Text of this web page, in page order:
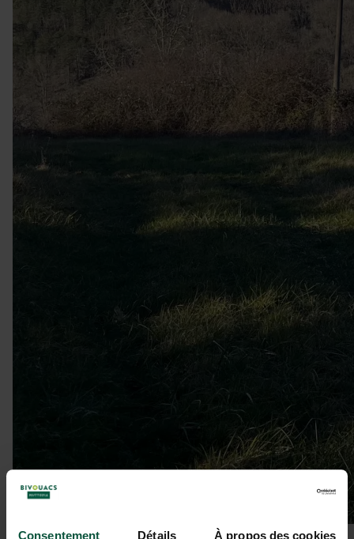
Consentement Détails À propos des cookies